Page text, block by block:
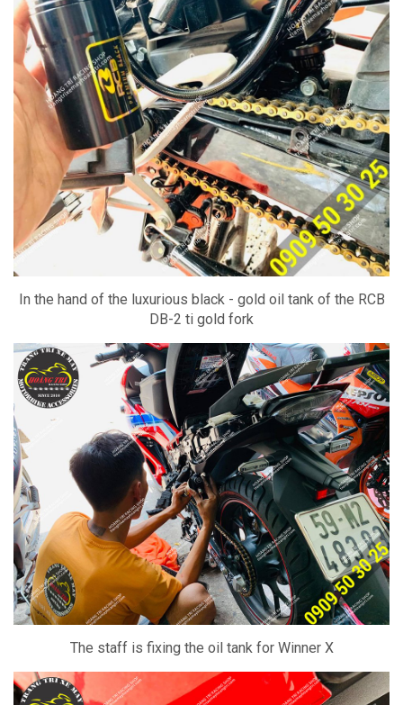
In the hand of the luxurious black - gold oil tank of the RCB
DB-2 ti gold fork
The staff is fixing the oil tank for Winner X